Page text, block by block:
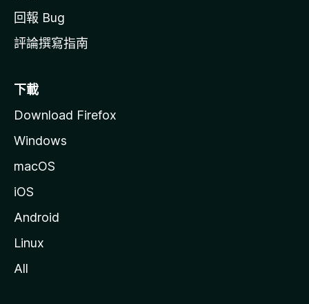
回報 Bug
評論撰寫指南
下載
Download Firefox
Windows
macOS
iOS
Android
Linux
All